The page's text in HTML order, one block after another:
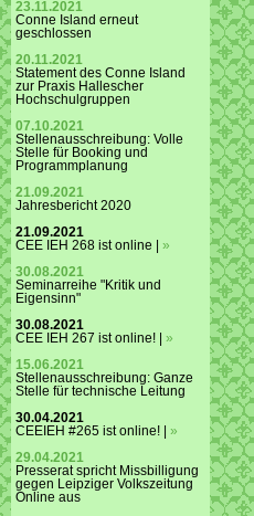
23.11.2021
Conne Island erneut
geschlossen
20.11.2021
Statement des Conne Island
zur Praxis Hallescher
Hochschulgruppen
07.10.2021
Stellenausschreibung: Volle
Stelle für Booking und
Programmplanung
21.09.2021
Jahresbericht 2020
21.09.2021
CEE IEH 268 ist online | »
30.08.2021
Seminarreihe "Kritik und
Eigensinn"
30.08.2021
CEE IEH 267 ist online! | »
15.06.2021
Stellenausschreibung: Ganze
Stelle für technische Leitung
30.04.2021
CEEIEH #265 ist online! | »
29.04.2021
Presserat spricht Missbilligung
gegen Leipziger Volkszeitung
Online aus